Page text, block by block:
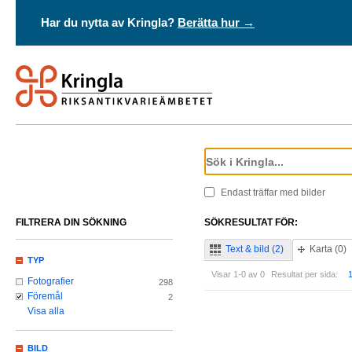
Har du nytta av Kringla? Berätta hur →
Endast träffar med bilder
SÖKRESULTAT FÖR:
Text & bild (2) Karta (0)
Visar 1-0 av 0 Resultat per sida:
FILTRERA DIN SÖKNING
TYP
Fotografier 298
Föremål 2
Visa alla
BILD